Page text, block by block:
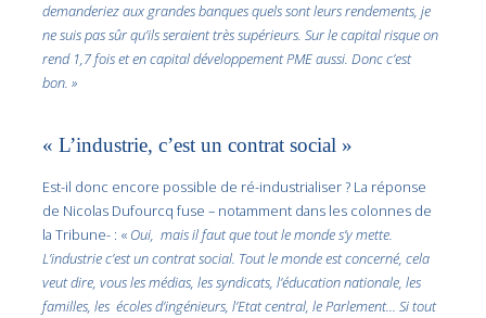
demanderiez aux grandes banques quels sont leurs rendements, je
ne suis pas sûr qu’ils seraient très supérieurs. Sur le capital risque on
rend 1,7 fois et en capital développement PME aussi. Donc c’est
bon. »
« L’industrie, c’est un contrat social »
Est-il donc encore possible de ré-industrialiser ? La réponse
de Nicolas Dufourcq fuse – notamment dans les colonnes de
la Tribune- : « Oui, mais il faut que tout le monde s’y mette.
L’industrie c’est un contrat social. Tout le monde est concerné, cela
veut dire, vous les médias, les syndicats, l’éducation nationale, les
familles, les écoles d’ingénieurs, l’Etat central, le Parlement… Si tout